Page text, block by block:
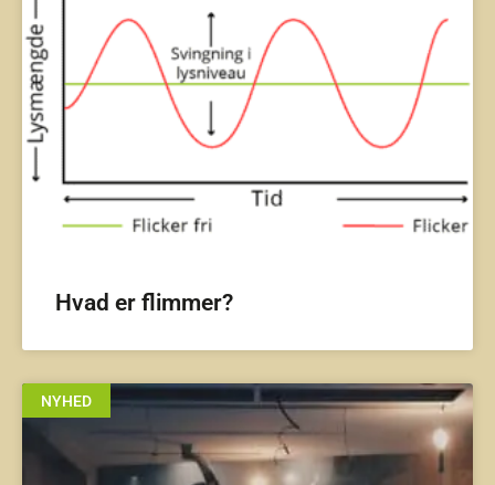
Hvad er flimmer?
NYHED